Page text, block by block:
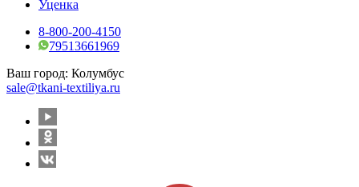
Уценка
8-800-200-4150
79513661969
Ваш город: Колумбус
sale@tkani-textiliya.ru